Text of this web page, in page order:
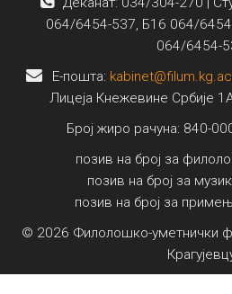
064/6454-537, Б16 064/
064/6454-
E-пошта:
Лицеја Кнежевине Србије
Број жиро рачуна: 840-
позив на број за
позив на број за
позив на број за
© 2026 Филолошко-уметнички